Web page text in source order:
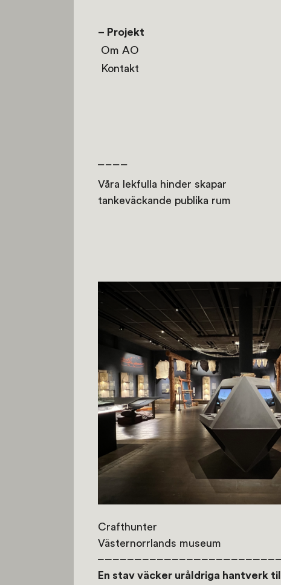
– Projekt
Om AO
Kontakt
Våra lekfulla hinder skapar
tankeväckande publika rum
Crafthunter
Västernorrlands museum
En stav väcker uråldriga hantverk